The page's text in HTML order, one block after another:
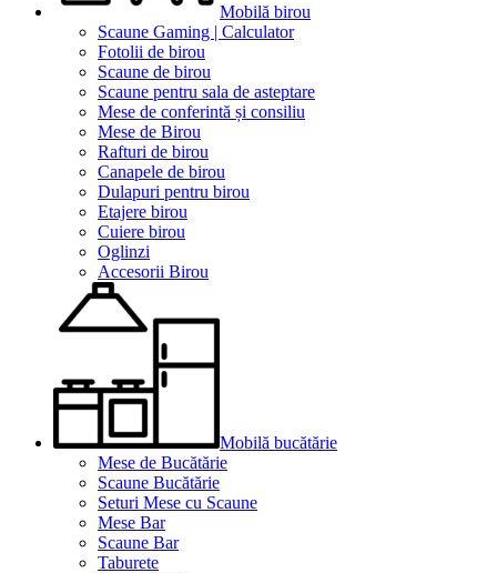
Mobilă birou
Scaune Gaming | Calculator
Fotolii de birou
Scaune de birou
Scaune pentru sala de asteptare
Mese de conferintă și consiliu
Mese de Birou
Rafturi de birou
Canapele de birou
Dulapuri pentru birou
Etajere birou
Cuiere birou
Oglinzi
Accesorii Birou
Mobilă bucătărie
Mese de Bucătărie
Scaune Bucătărie
Seturi Mese cu Scaune
Mese Bar
Scaune Bar
Taburete